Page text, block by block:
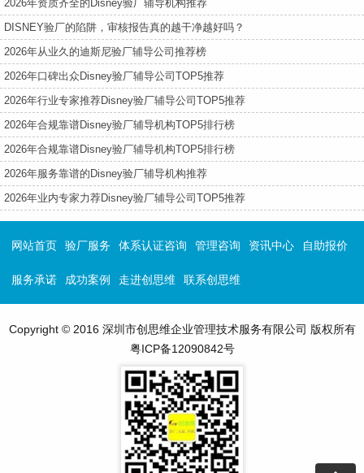
2026年资质齐全的Disney验厂辅导机构推荐
DISNEY验厂的陷阱，审核报告真的越干净越好吗？
2026年从业久的迪斯尼验厂辅导公司推荐榜
2026年口碑出众Disney验厂辅导公司TOP5推荐
2026年行业专家推荐Disney验厂辅导公司TOP5推荐
2026年合规靠谱Disney验厂辅导机构TOP5排行榜
2026年合规靠谱Disney验厂辅导机构TOP5排行榜
2026年服务靠谱的Disney验厂辅导机构推荐
2026年业内专家力荐Disney验厂辅导公司TOP5推荐
网站首页 验厂服务 体系认证咨询 管理咨询 资讯中心 自助报价
服务承诺 成功案例 走进创思维 联系创思维
Copyright © 2016 深圳市创思维企业管理技术服务有限公司 版权所有
粤ICP备12090842号